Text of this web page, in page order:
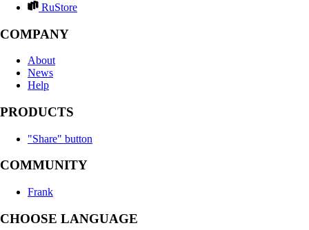
RuStore
COMPANY
About
News
Help
PRODUCTS
"Share" button
COMMUNITY
Frank
CHOOSE LANGUAGE